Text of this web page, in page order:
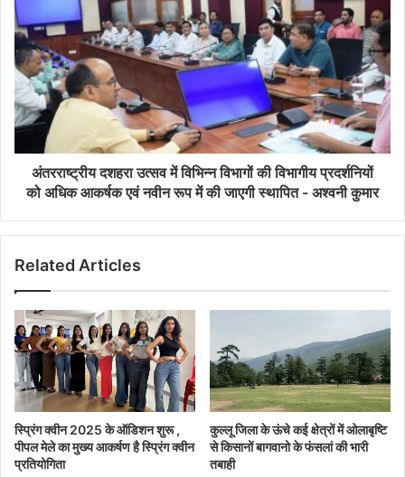
अंतरराष्ट्रीय दशहरा उत्सव में विभिन्न विभागों की विभागीय प्रदर्शनियों
को अधिक आकर्षक एवं नवीन रूप में की जाएगी स्थापित - अश्वनी कुमार
Related Articles
स्प्रिंग क्वीन 2025 के ऑडिशन शुरू ,
पीपल मेले का मुख्य आकर्षण है स्प्रिंग क्वीन
प्रतियोगिता
कुल्लू जिला के ऊंचे कई क्षेत्रों में ओलाबृष्टि
से किसानों बागवानो के फंसलां की भारी
तबाही